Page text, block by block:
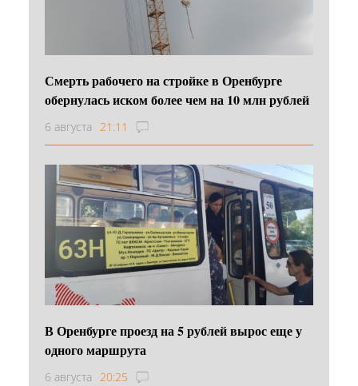
Смерть рабочего на стройке в Оренбурге
обернулась иском более чем на 10 млн рублей
6 августа 21:11
В Оренбурге проезд на 5 рублей вырос еще у
одного маршрута
6 августа 20:25